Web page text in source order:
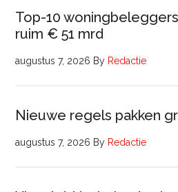
Top-10
ruim € 51 mrd
augustus 7, 2026 By Redactie
Nieuwe regels pakken
augustus 7, 2026 By Redactie